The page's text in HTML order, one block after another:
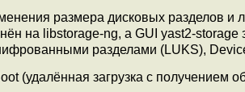
размера дисковых разделов и
на libstorage-ng, а GUI yast2-storage
разделами (LUKS),
(удалённая загрузка с получением